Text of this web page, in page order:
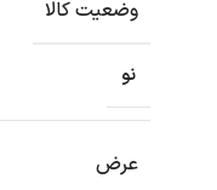
وضعیت کالا
نو
عرض